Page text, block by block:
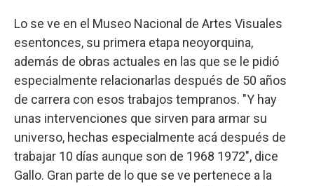
Lo se ve en el Museo Nacional de Artes Visuales
esentonces, su primera etapa neoyorquina,
además de obras actuales en las que se le pidió
especialmente relacionarlas después de 50 años
de carrera con esos trabajos tempranos. "Y hay
unas intervenciones que sirven para armar su
universo, hechas especialmente acá después de
trabajar 10 días aunque son de 1968 1972", dice
Gallo. Gran parte de lo que se ve pertenece a la